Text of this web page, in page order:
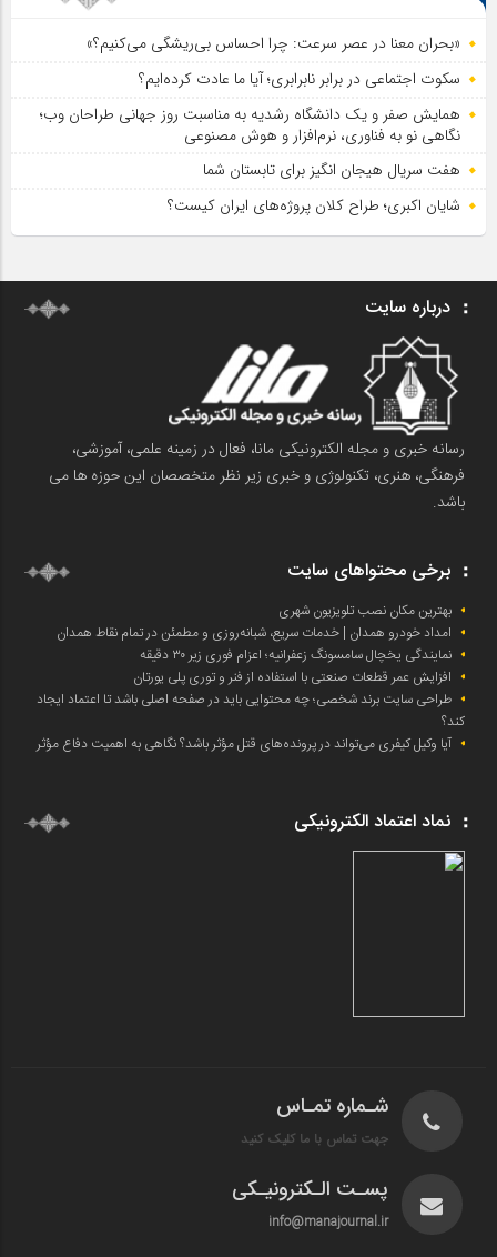
«بحران معنا در عصر سرعت: چرا احساس بی‌ریشگی می‌کنیم؟»
سکوت اجتماعی در برابر نابرابری؛ آیا ما عادت کرده‌ایم؟
همایش صفر و یک دانشگاه رشدیه به مناسبت روز جهانی طراحان وب؛
نگاهی نو به فناوری، نرم‌افزار و هوش مصنوعی
هفت سریال هیجان انگیز برای تابستان شما
شایان اکبری؛ طراح کلان پروژه‌های ایران کیست؟
درباره سایت
رسانه خبری و مجله الکترونیکی مانا، فعال در زمینه علمی، آموزشی،
فرهنگی، هنری، تکنولوژی و خبری زیر نظر متخصصان این حوزه ها می
باشد.
برخی محتواهای سایت
بهترین مکان نصب تلویزیون شهری
امداد خودرو همدان | خدمات سریع، شبانه‌روزی و مطمئن در تمام نقاط همدان
نمایندگی یخچال سامسونگ زعفرانیه؛ اعزام فوری زیر ۳۰ دقیقه
افزایش عمر قطعات صنعتی با استفاده از فنر و توری پلی یورتان
طراحی سایت برند شخصی؛ چه محتوایی باید در صفحه اصلی باشد تا اعتماد ایجاد
کند؟
آیا وکیل کیفری می‌تواند در پرونده‌های قتل مؤثر باشد؟ نگاهی به اهمیت دفاع مؤثر
نماد اعتماد الکترونیکی
شـماره تمـاس
جهت تماس با ما کلیک کنید
پسـت الـکترونیـکی
info@manajournal.ir